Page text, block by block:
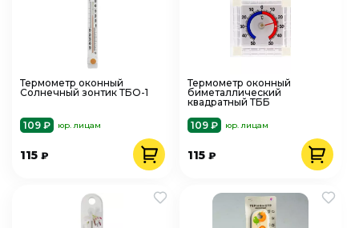
Термометр оконный
Солнечный зонтик ТБО-1
109 ₽ юр. лицам
115 ₽
Термометр оконный
биметаллический
квадратный ТББ
109 ₽
юр. лицам
115₽